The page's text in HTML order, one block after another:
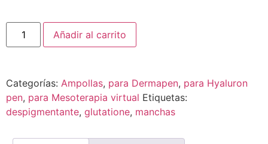
Añadir al carrito
Categorías: Ampollas, para Dermapen, para Hyaluron
pen, para Mesoterapia virtual Etiquetas:
despigmentante, glutatione, manchas